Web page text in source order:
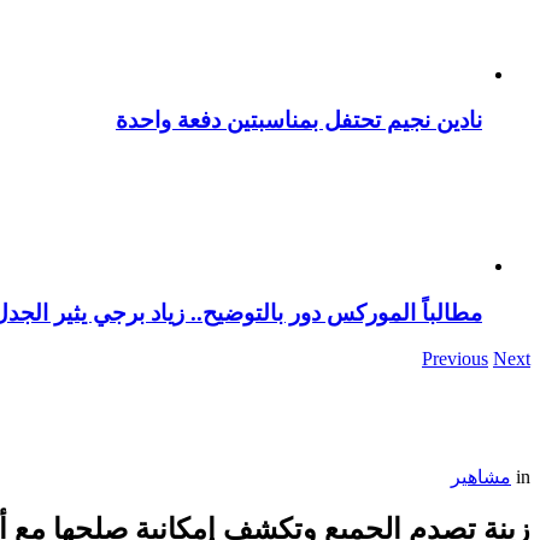
نادين نجيم تحتفل بمناسبتين دفعة واحدة
مطالباً الموركس دور بالتوضيح.. زياد برجي يثير
Previous Next
in مشاهير
زينة تصدم الجميع وتكشف إمكانية صلحها مع